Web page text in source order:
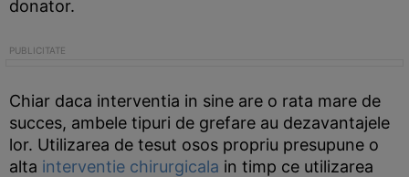
donator.
Chiar daca interventia in sine are o rata mare de
succes, ambele tipuri de grefare au dezavantajele
lor. Utilizarea de tesut osos propriu presupune o
alta interventie chirurgicala in timp ce utilizarea